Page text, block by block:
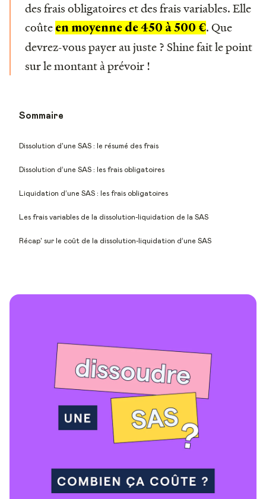
des frais obligatoires et des frais variables. Elle
coûte en moyenne de 450 à 500 €. Que
devrez-vous payer au juste ? Shine fait le point
sur le montant à prévoir !
Sommaire
Dissolution d'une SAS : le résumé des frais
Dissolution d’une SAS : les frais obligatoires
Liquidation d’une SAS : les frais obligatoires
Les frais variables de la dissolution-liquidation de la SAS
Récap' sur le coût de la dissolution-liquidation d’une SAS